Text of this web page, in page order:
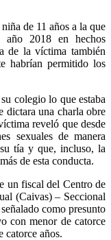
de 11 años a la que
año 2018 en hechos
de la víctima también
habrían permitido los
colegio lo que estaba
dictara una charla obre
reveló que desde
sexuales de manera
tía y que, incluso, la
de esta conducta.
un fiscal del Centro de
(Caivas) – Seccional
como presunto
con menor de catorce
catorce años.